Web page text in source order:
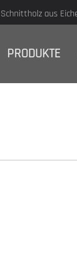
aus
PRODUKTE